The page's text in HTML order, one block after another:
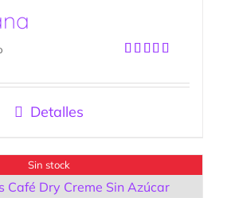
con5.00de
Detalles
Sin stock